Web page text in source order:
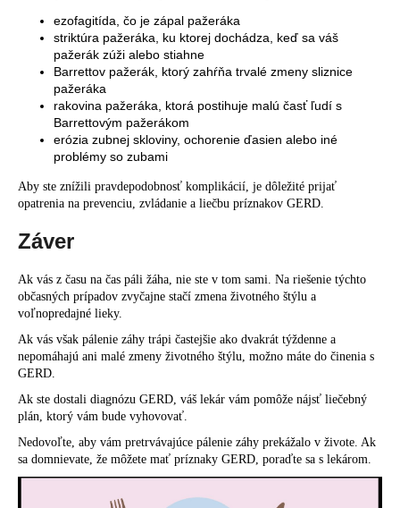
ezofagitída, čo je zápal pažeráka
striktúra pažeráka, ku ktorej dochádza, keď sa váš
pažerák zúži alebo stiahne
Barrettov pažerák, ktorý zahŕňa trvalé zmeny sliznice
pažeráka
rakovina pažeráka, ktorá postihuje malú časť ľudí s
Barrettovým pažerákom
erózia zubnej skloviny, ochorenie ďasien alebo iné
problémy so zubami
Aby ste znížili pravdepodobnosť komplikácií, je dôležité prijať
opatrenia na prevenciu, zvládanie a liečbu príznakov GERD.
Záver
Ak vás z času na čas páli žáha, nie ste v tom sami. Na riešenie týchto
občasných prípadov zvyčajne stačí zmena životného štýlu a
voľnopredajné lieky.
Ak vás však pálenie záhy trápi častejšie ako dvakrát týždenne a
nepomáhajú ani malé zmeny životného štýlu, možno máte do činenia s
GERD.
Ak ste dostali diagnózu GERD, váš lekár vám pomôže nájsť liečebný
plán, ktorý vám bude vyhovovať.
Nedovoľte, aby vám pretrvávajúce pálenie záhy prekážalo v živote. Ak
sa domnievate, že môžete mať príznaky GERD, poraďte sa s lekárom.